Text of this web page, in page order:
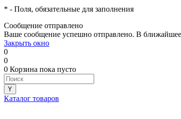
* - Поля, обязательные для заполнения
Сообщение отправлено
Ваше сообщение успешно отправлено. В
Закрыть окно
0
0
0 Корзина пока пусто
Каталог товаров